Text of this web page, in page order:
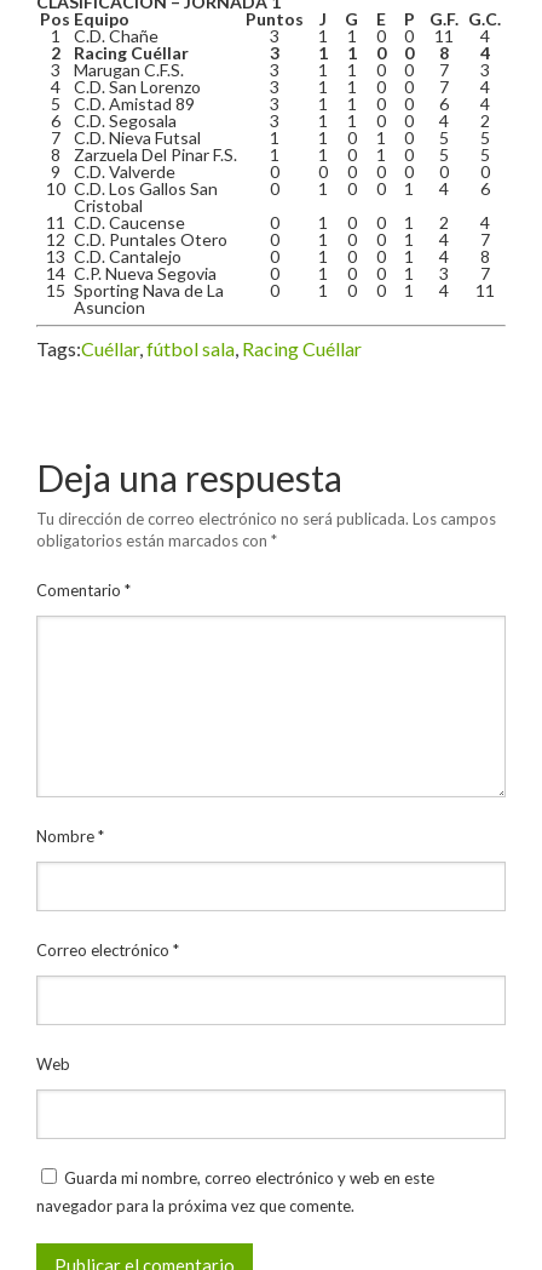
Pos Equipo Puntos J G E P G.F. G.C.
1
C.D. Chañe 3 1 1 0 0 11
4
2
Racing Cuéllar 3 1 1 0 0 8
4
3
Marugan C.F.S. 3 1 1 0 0 7
3
4
C.D. San Lorenzo 3 1 1 0 0 7
4
5
C.D. Amistad 89 3 1 1 0 0 6
4
6
C.D. Segosala 3 1 1 0 0 4
2
7
C.D. Nieva Futsal 1 1 0 1 0 5
5
8
Zarzuela Del Pinar F.S. 1 1 0 1 0 5
5
9
C.D. Valverde 0 0 0 0 0 0
0
10 C.D. Los Gallos San
Cristobal
0 1 0 0 1 4
6
11 C.D. Caucense 0 1 0 0 1 2
4
12 C.D. Puntales Otero 0 1 0 0 1 4
7
13 C.D. Cantalejo 0 1 0 0 1 4
8
14 C.P. Nueva Segovia 0 1 0 0 1 3
7
15 Sporting Nava de La
Asuncion
0 1 0 0 1 4 11
Tags:Cuéllar, fútbol sala Racing Cuéllar
Deja una respuesta
Tu dirección de correo electrónico no será publicada. Los campos
obligatorios están marcados con *
Comentario *
Nombre*
Correo electrónico *
Web
Guarda mi nombre, correo electrónico y web en este
navegador para la próxima vez que comente.